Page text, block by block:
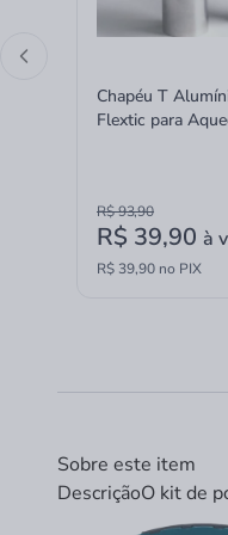
Chapéu T
Flextic para
R$ 93,90
R$ 39,90 à
R$ 39,90 no PIX
Sobre este item
DescriçãoO kit de